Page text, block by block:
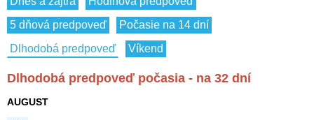
5 dňová predpoveď
Počasie na 14 dní
Dlhodobá predpoveď
Víkend
Dlhodobá predpoveď počasia - na 32 dní
AUGUST